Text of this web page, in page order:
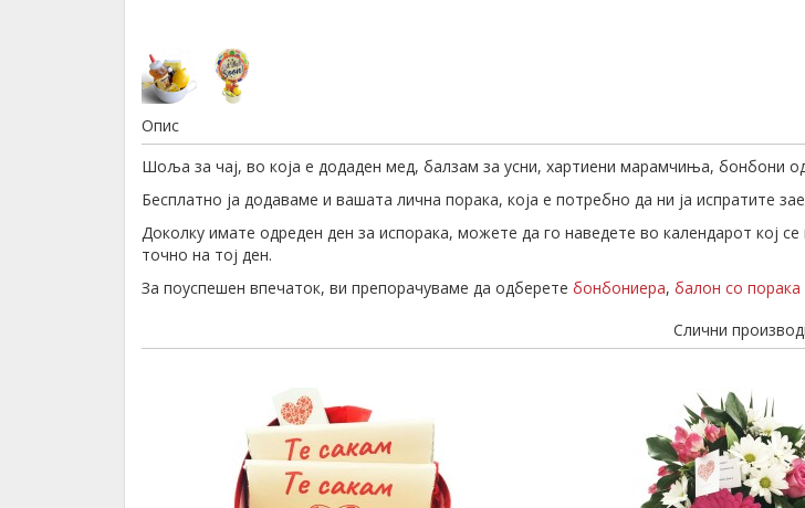
Опис
Шоља за чај, во која е додаден мед, балзам за усни, хартиени марамчиња, бонбони
Бесплатно ја додаваме и вашата лична порака, која е потребно да ни ја испратите
Доколку имате одреден ден за испорака, можете да го наведете во календарот кој
точно на тој ден.
За поуспешен впечаток, ви препорачуваме да одберете бонбониера, балон со порака
Слични